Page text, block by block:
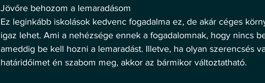
Jövőre behozom a lemaradásom
Ez leginkább iskolások kedvenc fogadalma ez, de akár céges
igaz lehet. Ami a nehézsége ennek a fogadalomnak, hogy nincs
ameddig be kell hozni a lemaradást. Illetve, ha olyan szerencsés
határidőimet én szabom meg, akkor az bármikor változtatható.